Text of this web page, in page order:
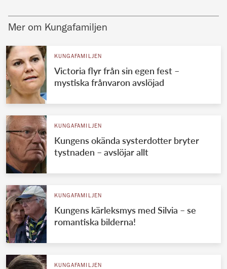
Mer om Kungafamiljen
KUNGAFAMILJEN
Victoria flyr från sin egen fest –
mystiska frånvaron avslöjad
KUNGAFAMILJEN
Kungens okända systerdotter bryter
tystnaden – avslöjar allt
KUNGAFAMILJEN
Kungens kärleksmys med Silvia – se
romantiska bilderna!
KUNGAFAMILJEN